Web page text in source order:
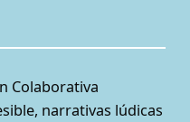
Colaborativa
narrativas lúdicas